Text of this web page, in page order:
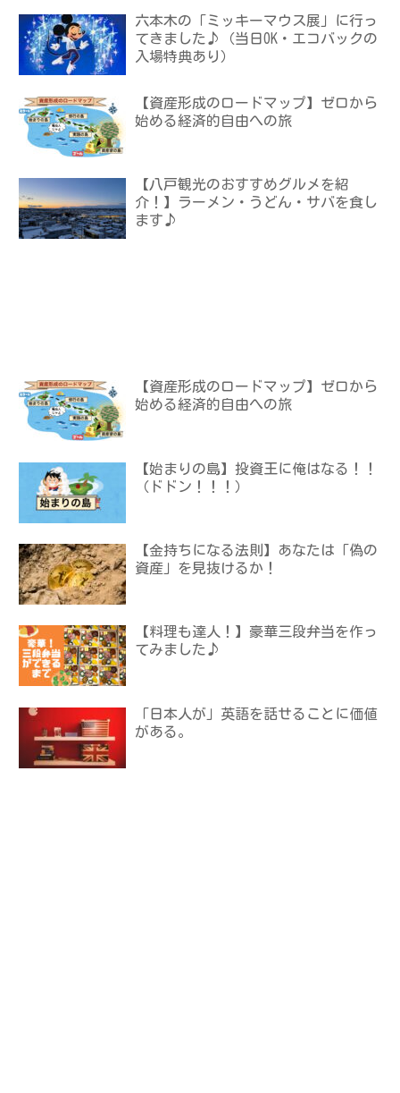
六本木の「ミッキーマウス展」に行っ
てきました♪（当日OK・エコバックの
入場特典あり）
【資産形成のロードマップ】ゼロから
始める経済的自由への旅
【八戸観光のおすすめグルメを紹
介！】ラーメン・うどん・サバを食し
ます♪
【資産形成のロードマップ】ゼロから
始める経済的自由への旅
【始まりの島】投資王に俺はなる！！
（ドドン！！！）
【金持ちになる法則】あなたは「偽の
資産」を見抜けるか！
【料理も達人！】豪華三段弁当を作っ
てみました♪
「日本人が」英語を話せることに価値
がある。